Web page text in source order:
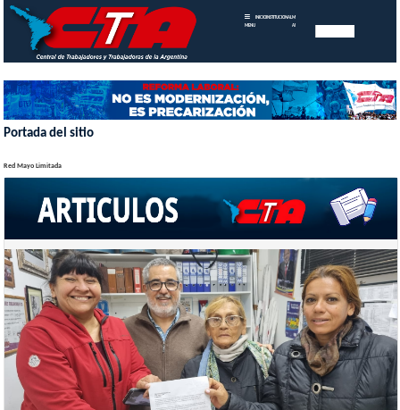
MENU
INICIOINSTITUCIONAL MEMORIAS
ANUALES
Portada del sitio
Red Mayo Limitada